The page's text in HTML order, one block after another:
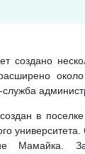
создано
в
Мамайка.